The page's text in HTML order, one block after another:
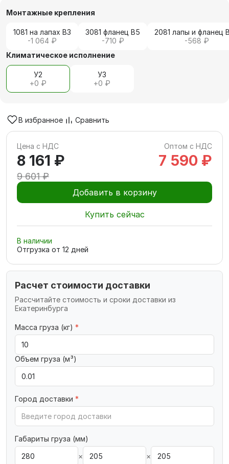
Монтажные крепления
1081 на лапах В3
-1 064 ₽
3081 фланец В5
-710 ₽
2081 лапы и фланец
-568 ₽
Климатическое исполнение
У2
+0 ₽
У3
+0 ₽
В избранное Сравнить
Цена с НДС Оптом с НДС
8 161 ₽
9 601 ₽
7 590 ₽
Добавить в корзину
Купить сейчас
В наличии
Отгрузка от 12 дней
Расчет стоимости доставки
Рассчитайте стоимость и сроки доставки из
Екатеринбурга
Масса груза (кг) *
Объем груза (м³)
Город доставки *
Габариты груза (мм)
×
×